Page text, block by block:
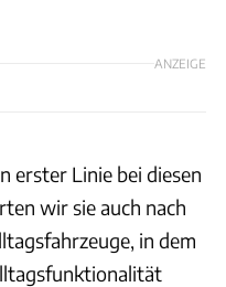
ANZEIGE
erster Linie bei diesen
wir sie auch nach
in dem